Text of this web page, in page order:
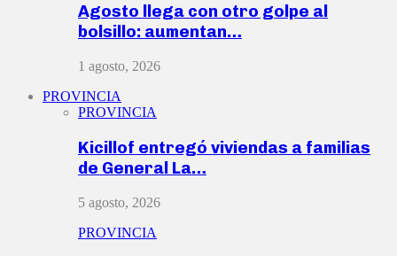
Agosto llega con otro golpe al
bolsillo: aumentan…
1 agosto, 2026
PROVINCIA
PROVINCIA
Kicillof entregó viviendas a familias
de General La…
5 agosto, 2026
PROVINCIA